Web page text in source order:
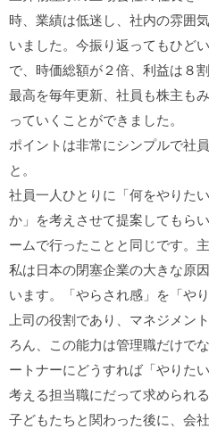
時、業績は低迷し、社内の雰囲
いました。今振り返ってもひど
で、時価総額が２倍、利益は８
最高を毎年更新、社員も株主も
っていくことができました。
ポイントは非常にシンプルで社
と。
社員一人ひとりに「何をやりた
か」を考えさせて提案してもら
ームで行ったことと同じです。
私は日本の閉塞企業の大きな原
います。「やらされ感」を「や
上司の役割であり、マネジメン
ろん、この能力は管理職だけで
ートナーにどうすれば「やりた
考える担当職にだって求められる
子どもたちと関わった後に、会